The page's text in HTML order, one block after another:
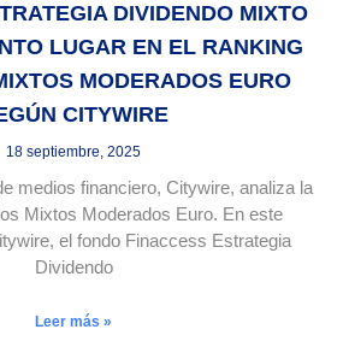
DIVIDENDO MIXTO
LUGAR EN EL RANKING
MODERADOS EURO
CITYWIRE
18 septiembre, 2025
medios financiero, Citywire, analiza la
Mixtos Moderados Euro. En este
el fondo Finaccess Estrategia
Dividendo
Leer más »